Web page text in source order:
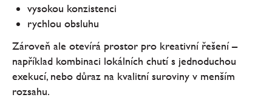
vysokou konzistenci
rychlou obsluhu
Zároveň ale otevírá prostor pro kreativní řešení –
například kombinaci lokálních chutí s jednoduchou
exekucí, nebo důraz na kvalitní suroviny v menším
rozsahu.